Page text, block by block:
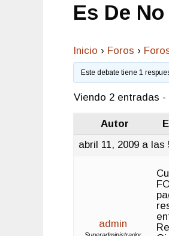
Es De
Inicio › Foros ›
Este debate tiene 1
Viendo 2 entradas
Autor
abril 11, 2009 a las
admin